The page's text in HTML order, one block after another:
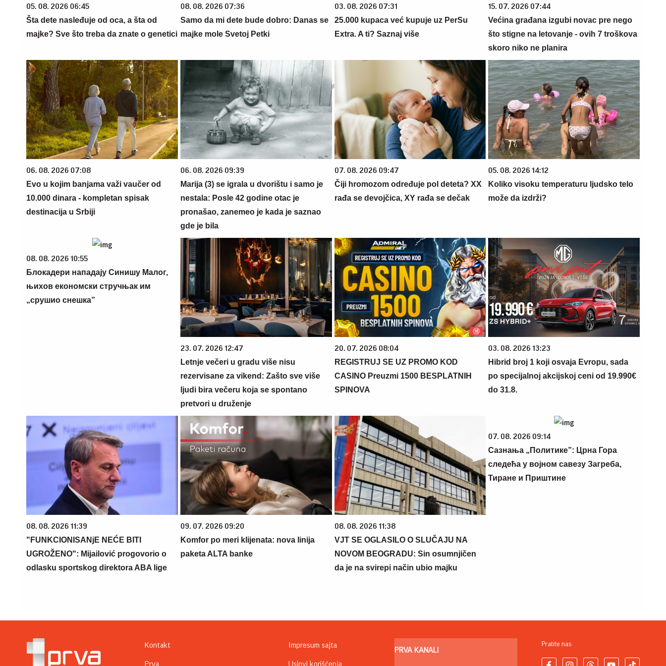
05. 08. 2026 06:45
Šta dete nasleđuje od oca, a šta od
majke? Sve što treba da znate o genetici
08. 08. 2026 07:36
Samo da mi dete bude dobro: Danas se
majke mole Svetoj Petki
03. 08. 2026 07:31
25.000 kupaca već kupuje uz PerSu
Extra. A ti? Saznaj više
15. 07. 2026 07:44
Većina građana izgubi novac pre nego
što stigne na letovanje - ovih 7 troškova
skoro niko ne planira
06. 08. 2026 07:08
Evo u kojim banjama važi vaučer od
10.000 dinara - kompletan spisak
destinacija u Srbiji
06. 08. 2026 09:39
Marija (3) se igrala u dvorištu i samo je
nestala: Posle 42 godine otac je
pronašao, zanemeo je kada je saznao
gde je bila
07. 08. 2026 09:47
Čiji hromozom određuje pol deteta? XX
rađa se devojčica, XY rađa se dečak
05. 08. 2026 14:12
Koliko visoku temperaturu ljudsko telo
može da izdrži?
08. 08. 2026 10:55
Блокадери нападају Синишу Малог,
њихов економски стручњак им
„срушио снешка”
23. 07. 2026 12:47
Letnje večeri u gradu više nisu
rezervisane za vikend: Zašto sve više
ljudi bira večeru koja se spontano
pretvori u druženje
20. 07. 2026 08:04
REGISTRUJ SE UZ PROMO KOD
CASINO Preuzmi 1500 BESPLATNIH
SPINOVA
03. 08. 2026 13:23
Hibrid broj 1 koji osvaja Evropu, sada
po specijalnoj akcijskoj ceni od 19.990€
do 31.8.
08. 08. 2026 11:39
"FUNKCIONISANjE NEĆE BITI
UGROŽENO": Mijailović progovorio o
odlasku sportskog direktora ABA lige
09. 07. 2026 09:20
Komfor po meri klijenata: nova linija
paketa ALTA banke
08. 08. 2026 11:38
VJT SE OGLASILO O SLUČAJU NA
NOVOM BEOGRADU: Sin osumnjičen
da je na svirepi način ubio majku
07. 08. 2026 09:14
Сазнања „Политике”: Црна Гора
следећа у војном савезу Загреба,
Тиране и Приштине
Kontakt
Prva
Impresum sajta
Uslovi korišćenja
PRVA KANALI
Pratite nas